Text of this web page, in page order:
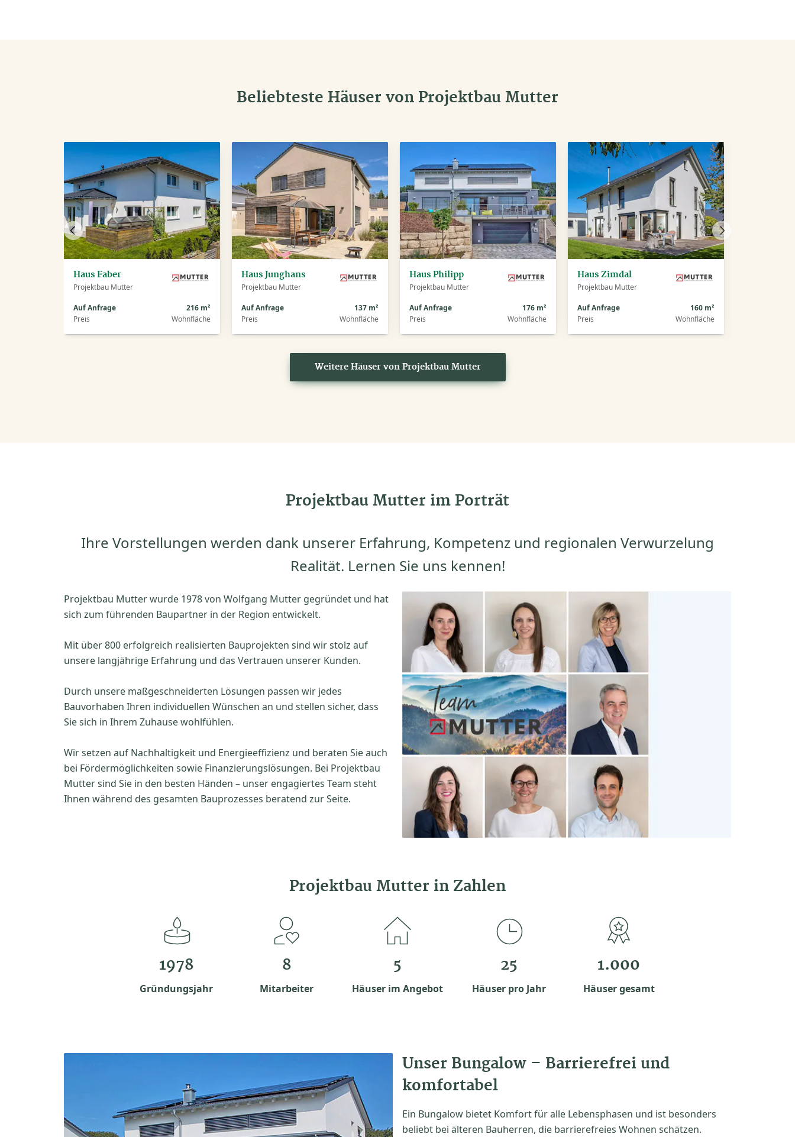
Beliebteste Häuser von Projektbau Mutter
Haus Faber
Projektbau Mutter
Auf Anfrage
Preis
216 m²
Wohnfläche
Haus Junghans
Projektbau Mutter
Auf Anfrage
Preis
137 m²
Wohnfläche
Haus Philipp
Projektbau Mutter
Auf Anfrage
Preis
176 m²
Wohnfläche
Haus Zimdal
Projektbau Mutter
Auf Anfrage
Preis
160 m²
Wohnfläche
Vorheriges
Haus
Nächstes
Haus
Weitere Häuser von Projektbau Mutter
Projektbau Mutter im Porträt
Ihre Vorstellungen werden dank unserer Erfahrung, Kompetenz und regionalen Verwurzelung
Realität. Lernen Sie uns kennen!
Projektbau Mutter wurde 1978 von Wolfgang Mutter gegründet und hat
sich zum führenden Baupartner in der Region entwickelt.
Mit über 800 erfolgreich realisierten Bauprojekten sind wir stolz auf
unsere langjährige Erfahrung und das Vertrauen unserer Kunden.
Durch unsere maßgeschneiderten Lösungen passen wir jedes
Bauvorhaben Ihren individuellen Wünschen an und stellen sicher, dass
Sie sich in Ihrem Zuhause wohlfühlen.
Wir setzen auf Nachhaltigkeit und Energieeffizienz und beraten Sie auch
bei Fördermöglichkeiten sowie Finanzierungslösungen. Bei Projektbau
Mutter sind Sie in den besten Händen – unser engagiertes Team steht
Ihnen während des gesamten Bauprozesses beratend zur Seite.
Projektbau Mutter in Zahlen
1978
Gründungsjahr
8
Mitarbeiter
5
Häuser im Angebot
25
Häuser pro Jahr
1.000
Häuser gesamt
Unser Bungalow – Barrierefrei und
komfortabel
Ein Bungalow bietet Komfort für alle Lebensphasen und ist besonders
beliebt bei älteren Bauherren, die barrierefreies Wohnen schätzen.